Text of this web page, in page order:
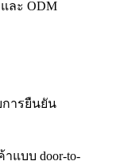
ละ ODM
การยืนยัน
แบบ door-to-